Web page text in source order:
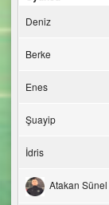
Deniz
Berke
Enes
Şuayip
İdris
Atakan Sünel